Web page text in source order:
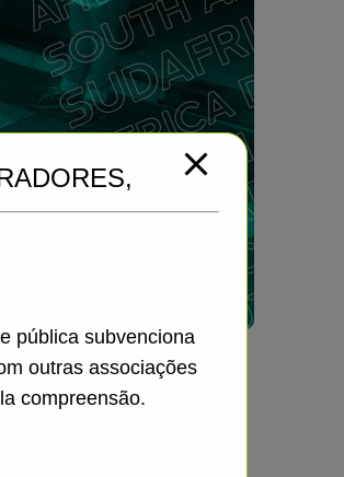
pública subvenciona
outras associações
compreensão.